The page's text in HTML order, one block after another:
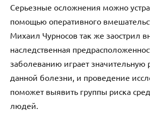
Серьезные осложнения можно
помощью оперативного
Михаил Чурносов так же заострил
наследственная
заболеванию играет значительную
данной болезни, и проведение
поможет выявить группы риска
людей.